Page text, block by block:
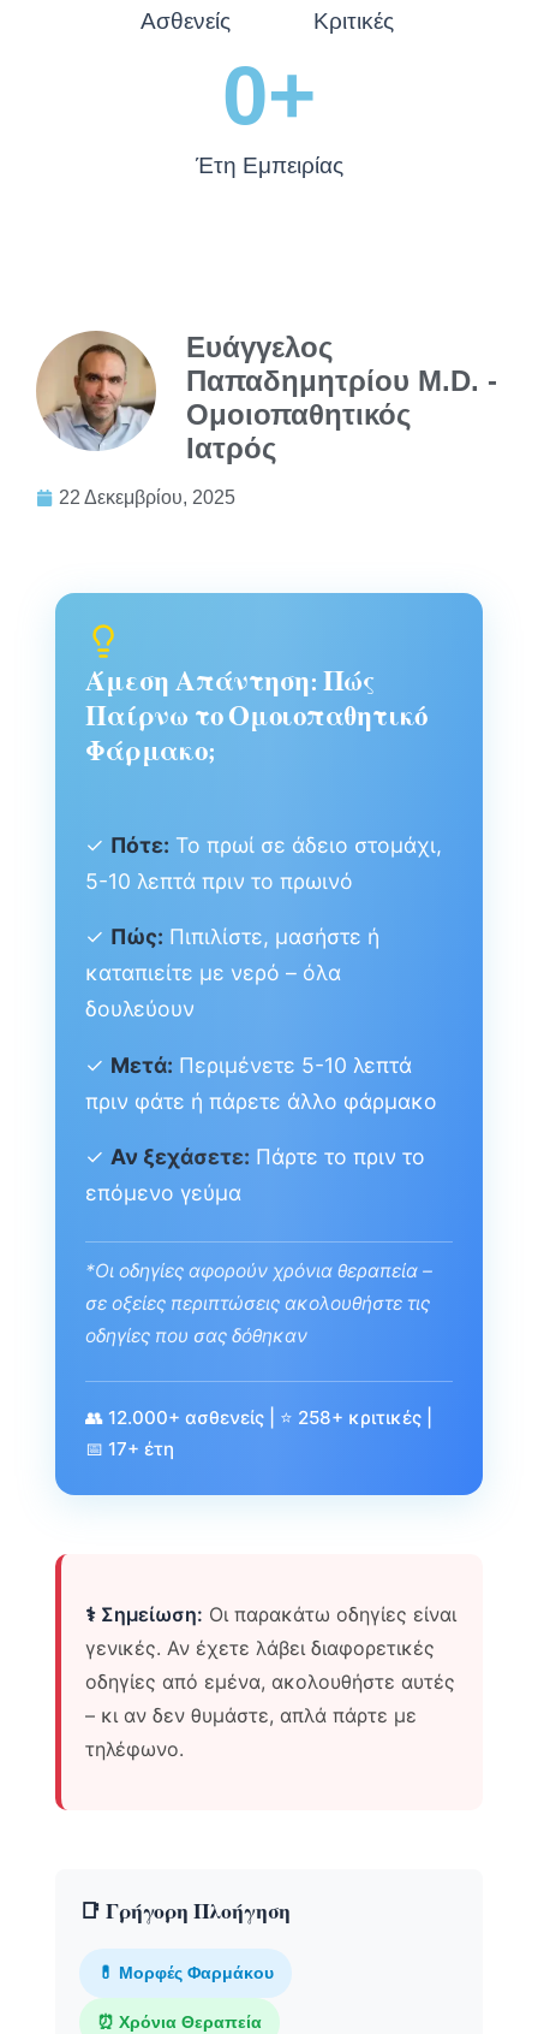
Ασθενείς Κριτικές
Έτη Εμπειρίας
0+
Ευάγγελος
Παπαδημητρίου M.D. -
Ομοιοπαθητικός
Ιατρός
22 Δεκεμβρίου, 2025
Άμεση Απάντηση: Πώς
Παίρνω το Ομοιοπαθητικό
Φάρμακο;
✓ Πότε: Το πρωί σε άδειο στομάχι,
5-10 λεπτά πριν το πρωινό
✓ Πώς: Πιπιλίστε, μασήστε ή
καταπιείτε με νερό – όλα
δουλεύουν
✓ Μετά: Περιμένετε 5-10 λεπτά
πριν φάτε ή πάρετε άλλο φάρμακο
✓ Αν ξεχάσετε: Πάρτε το πριν το
επόμενο γεύμα
*Οι οδηγίες αφορούν χρόνια θεραπεία –
σε οξείες περιπτώσεις ακολουθήστε τις
οδηγίες που σας δόθηκαν
👥 12.000+ ασθενείς | ⭐ 258+ κριτικές |
📅 17+ έτη
⚕️ Σημείωση: Οι παρακάτω οδηγίες είναι
γενικές. Αν έχετε λάβει διαφορετικές
οδηγίες από εμένα, ακολουθήστε αυτές
– κι αν δεν θυμάστε, απλά πάρτε με
τηλέφωνο.
📑 Γρήγορη Πλοήγηση
💊 Μορφές Φαρμάκου
⏰ Χρόνια Θεραπεία